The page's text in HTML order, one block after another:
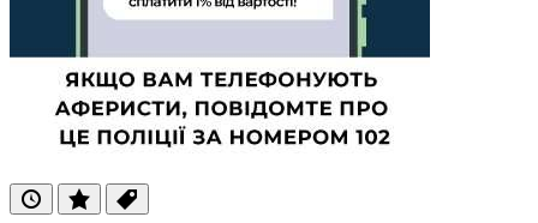
ОстанніПопулярні
Теги